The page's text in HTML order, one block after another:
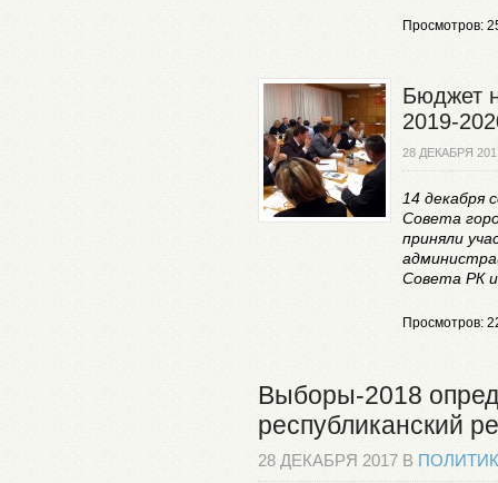
Просмотров:
Бюджет
2019-
28 ДЕКАБРЯ
14 декабря
Совета
приняли
Совета РК
Просмотров:
Выборы-2018
республиканский
28 ДЕКАБРЯ 2017 В